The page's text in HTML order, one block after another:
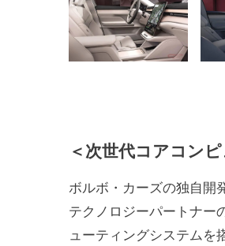
＜次世代コアコン
ボルボ・カーズの独自開
テクノロジーパートナー
ューティングシステムを